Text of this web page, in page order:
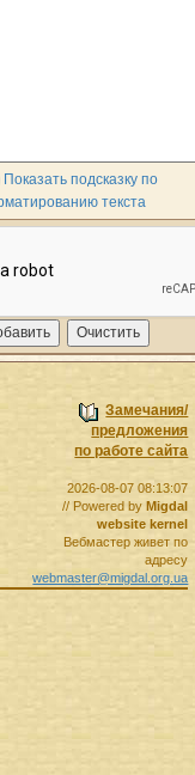
Показать подсказку по
текста
Замечания/
предложения
по работе сайта
2026-08-07 08:13:07
// Powered byMigdal
website kernel
Вебмастер живет по
адресу
webmaster@migdal.org.ua